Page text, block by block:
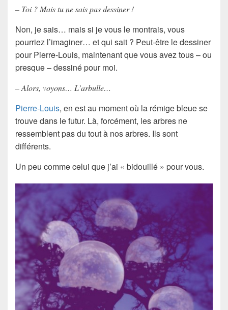
– Toi ? Mais tu ne sais pas dessiner !
Non, je sais… mais si je vous le montrais, vous
pourriez l’imaginer… et qui sait ? Peut-être le dessiner
pour Pierre-Louis, maintenant que vous avez tous – ou
presque – dessiné pour moi.
– Alors, voyons… L’arbulle…
Pierre-Louis, en est au moment où la rémige bleue se
trouve dans le futur. Là, forcément, les arbres ne
ressemblent pas du tout à nos arbres. Ils sont
différents.
Un peu comme celui que j’ai « bidouillé » pour vous.